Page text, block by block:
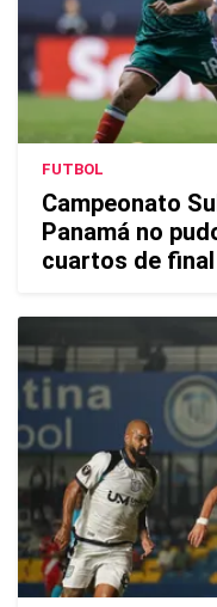
FUTBOL
Campeonato
Panamá no
cuartos de final